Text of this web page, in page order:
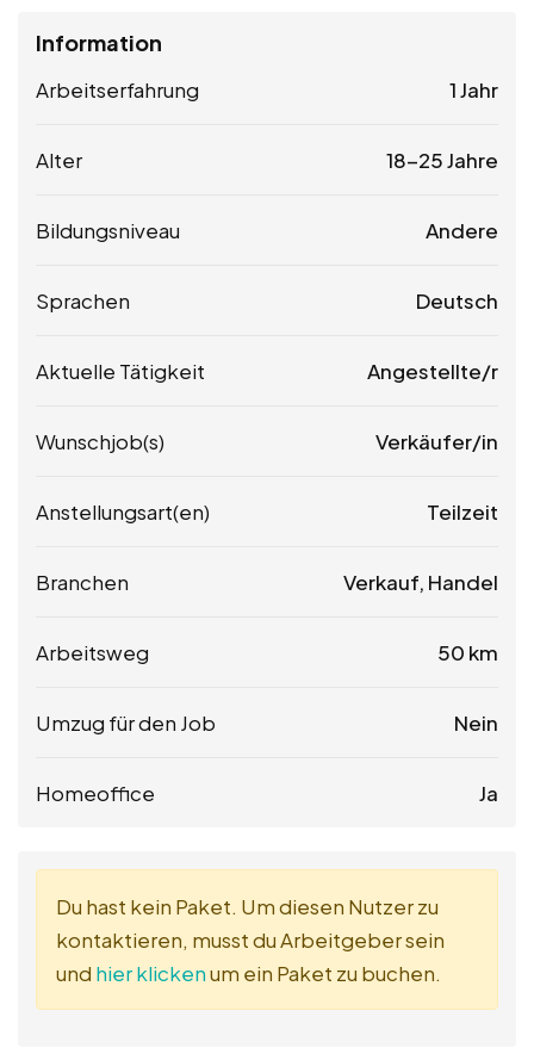
Information
Arbeitserfahrung 1 Jahr
Alter 18-25 Jahre
Bildungsniveau Andere
Sprachen Deutsch
Aktuelle Tätigkeit Angestellte/r
Wunschjob(s) Verkäufer/in
Anstellungsart(en) Teilzeit
Branchen Verkauf, Handel
Arbeitsweg 50 km
Umzug für den Job Nein
Homeoffice Ja
Du hast kein Paket. Um diesen Nutzer zu
kontaktieren, musst du Arbeitgeber sein
und hier klickenum ein Paket zu buchen.